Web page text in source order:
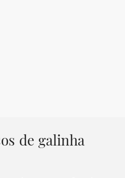
de galinha